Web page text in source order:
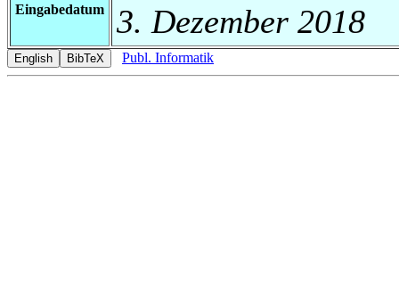
Eingabedatum 3. Dezember 2018
Publ. Informatik